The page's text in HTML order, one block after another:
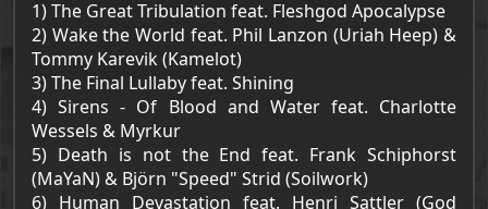
1) The Great Tribulation feat. Fleshgod Apocalypse
2) Wake the World feat. Phil Lanzon (Uriah Heep) &
Tommy Karevik (Kamelot)
3) The Final Lullaby feat. Shining
4) Sirens - Of Blood and Water feat. Charlotte
Wessels & Myrkur
5) Death is not the End feat. Frank Schiphorst
(MaYaN) & Björn "Speed" Strid (Soilwork)
6) Human Devastation feat. Henri Sattler (God